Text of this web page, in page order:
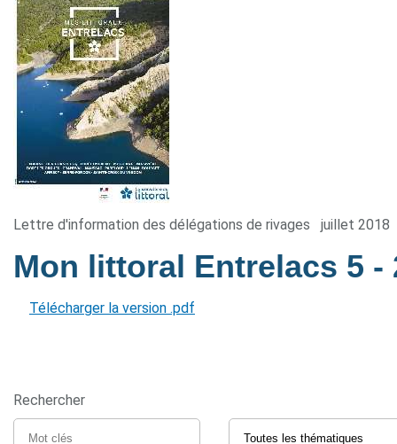
Lettre d'information des délégations de rivages juillet 2018
Mon littoral Entrelacs 5 -
Télécharger la version .pdf
Rechercher